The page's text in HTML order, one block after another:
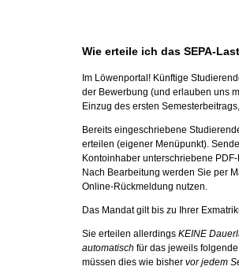
Wie erteile ich das SEPA-
Im Löwenportal! Künftige
der Bewerbung (und erlauben uns
Einzug des ersten
Bereits eingeschriebene
erteilen (eigener Menüpunkt).
Kontoinhaber unterschriebene
Nach Bearbeitung werden Sie per
Online-Rückmeldung nutzen.
Das Mandat gilt bis zu Ihrer
Sie erteilen allerdings KEINE
automatisch für das jeweils
müssen dies wie bisher vor jedem